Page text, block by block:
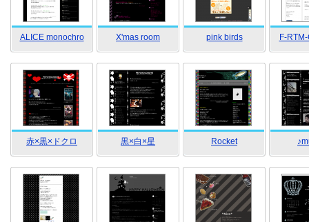
ALICE monochro X'mas room pink birds F-
赤×黒×ドクロ 黒×白×星 Rocket